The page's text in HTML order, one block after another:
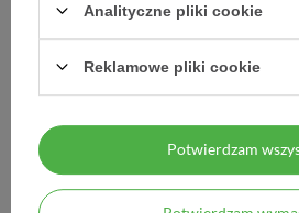
12,72 zł
0,21 zł / szt.
Analityczne pliki cookie
Reklamowe pliki cookie
Potwierdzam